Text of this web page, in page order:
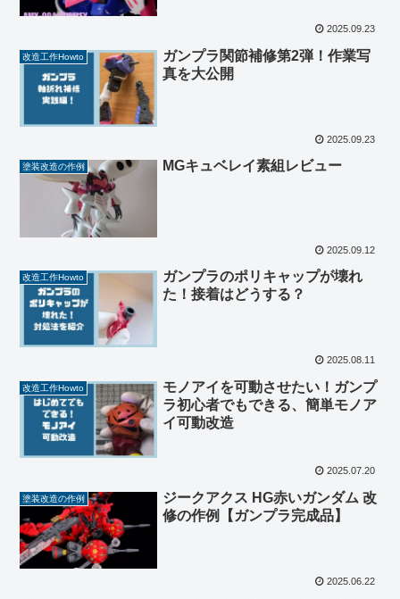
2025.09.23
改造工作Howto
ガンプラ関節補修第2弾！作業写
真を大公開
2025.09.23
塗装改造の作例 MGキュベレイ素組レビュー
2025.09.12
改造工作Howto
ガンプラのポリキャップが壊れ
た！接着はどうする？
2025.08.11
改造工作Howto
モノアイを可動させたい！ガンプ
ラ初心者でもできる、簡単モノア
イ可動改造
2025.07.20
塗装改造の作例
ジークアクス HG赤いガンダム 改
修の作例【ガンプラ完成品】
2025.06.22